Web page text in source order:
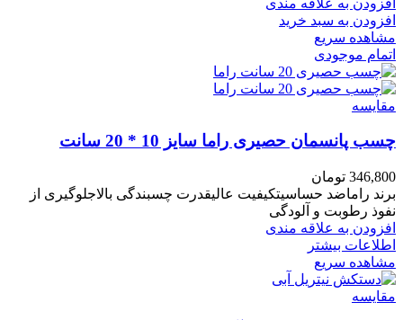
افزودن به علاقه مندی
افزودن به سبد خرید
مشاهده سریع
اتمام موجودی
مقایسه
چسب پانسمان حصیری راما سایز 10 * 20 سانت
346,800 تومان
برند راماضد حساسیتکیفیت عالیقدرت چسبندگی بالاجلوگیری از
نفوذ رطوبت و آلودگی
افزودن به علاقه مندی
اطلاعات بیشتر
مشاهده سریع
مقایسه